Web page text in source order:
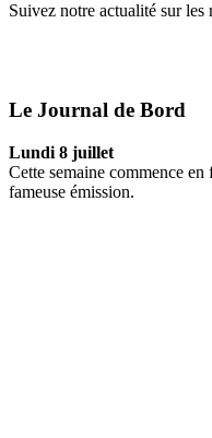
Suivez notre actualité sur les
Le Journal de Bord
Lundi 8 juillet
Cette semaine commence
fameuse émission.